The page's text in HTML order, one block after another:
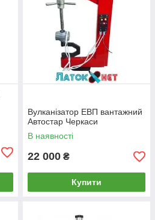
Вулканізатор ЕВП вантажний
Автостар Черкаси
В наявності
22 000 ₴
Купити